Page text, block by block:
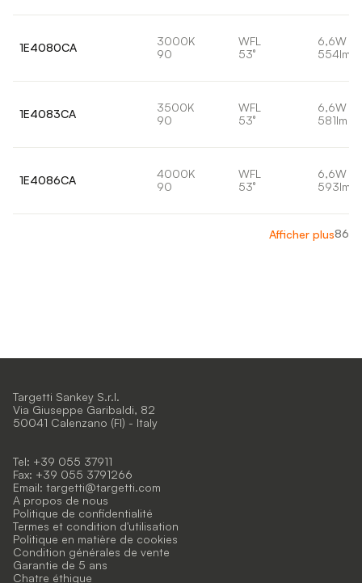
1E4080CA
3000K
90
WFL
53°
6,6W
554lm
1E4083CA
3500K
90
WFL
53°
6,6W
581lm
1E4086CA
4000K
90
WFL
53°
6,6W
593lm
Afficher plus86
Targetti Sankey S.r.l.
Via Giuseppe Garibaldi, 82
50041 Calenzano (FI) - Italy
Tel: +39 055 37911
Fax: +39 055 3791266
Email: targetti@targetti.com
A propos de nous
Politique de confidentialité
Termes et condition d'utilisation
Politique en matière de cookies
Condition générales de vente
Garantie de 5 ans
Chatre éthique